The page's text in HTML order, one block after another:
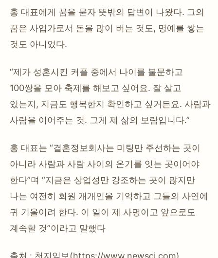
홍 대표에게 꿈을 묻자 뜻밖의 답변이 나왔다. 그의
꿈은 사업가로서 돈을 많이 버는 것도, 명예를 쌓는
것도 아니었다.
“제가 성혼시킨 커플 중에서 나이를 불문하고
100쌍을 모아 축제를 해보고 싶어요. 잘 살고
있는지, 지금도 행복한지 확인하고 싶거든요. 사람과
사람을 이어주는 것. 그게 제 삶의 보람입니다.”
홍 대표는 “결혼정보회사는 미팅만 주선하는 곳이
아니라 사람과 사람 사이의 온기를 잇는 곳이어야
한다”며 “지금은 상업성만 강조하는 곳이 많지만
나는 여전히 회원 개개인을 기억하고 그들의 사연에
귀 기울이려 한다. 이 일이 제 사명이고 앞으로도
계속할 것”이라고 말했다
출처 : 천지일보(https://www.newscj.com)